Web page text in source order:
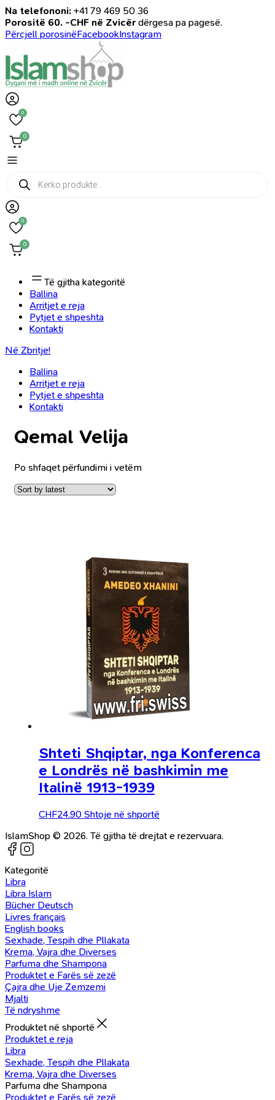
Na telefononi: +41 79 469 50 36
Porositë 60. -CHF në Zvicër dërgesa pa pagesë.
Përcjell porosinëFacebookInstagram
0
0
Products
search
0
0
Të gjitha kategoritë
Ballina
Arritjet e reja
Pytjet e shpeshta
Kontakti
Në Zbritje!
Ballina
Arritjet e reja
Pytjet e shpeshta
Kontakti
Qemal Velija
Po shfaqet përfundimi i vetëm
Shteti Shqiptar, nga Konferenca
e Londrës në bashkimin me
Italinë 1913-1939
CHF24.90 Shtoje në shportë
IslamShop © 2026. Të gjitha të drejtat e rezervuara.
Kategoritë
Libra
Libra Islam
Bücher Deutsch
Livres français
English books
Sexhade, Tespih dhe Pllakata
Krema, Vajra dhe Diverses
Parfuma dhe Shampona
Produktet e Farës së zezë
Çajra dhe Uje Zemzemi
Mjalti
Të ndryshme
Produktet në shportë
Produktet e reja
Libra
Sexhade, Tespih dhe Pllakata
Krema, Vajra dhe Diverses
Parfuma dhe Shampona
Produktet e Farës së zezë